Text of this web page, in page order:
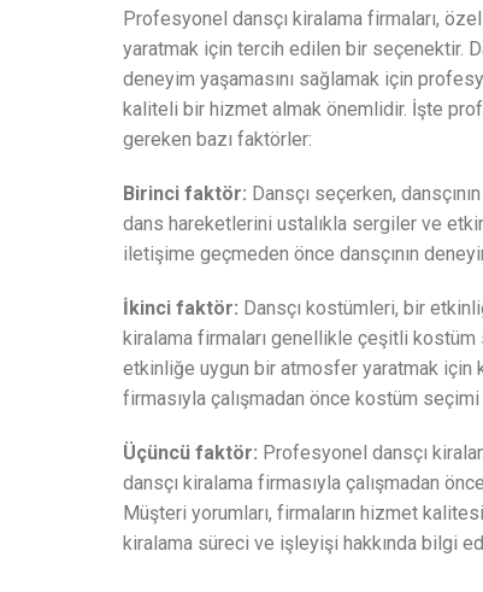
Profesyonel dansçı kiralama firmaları,
yaratmak için tercih edilen bir seçenektir.
deneyim yaşamasını sağlamak için
kaliteli bir hizmet almak önemlidir. İşte
gereken bazı faktörler:
Birinci faktör: Dansçı seçerken,
dans hareketlerini ustalıkla sergiler ve
iletişime geçmeden önce dansçının
İkinci faktör: Dansçı kostümleri, bir
kiralama firmaları genellikle çeşitli
etkinliğe uygun bir atmosfer yaratmak için
firmasıyla çalışmadan önce kostüm
Üçüncü faktör: Profesyonel dansçı
dansçı kiralama firmasıyla çalışmadan
Müşteri yorumları, firmaların hizmet kalitesi
kiralama süreci ve işleyişi hakkında bilgi